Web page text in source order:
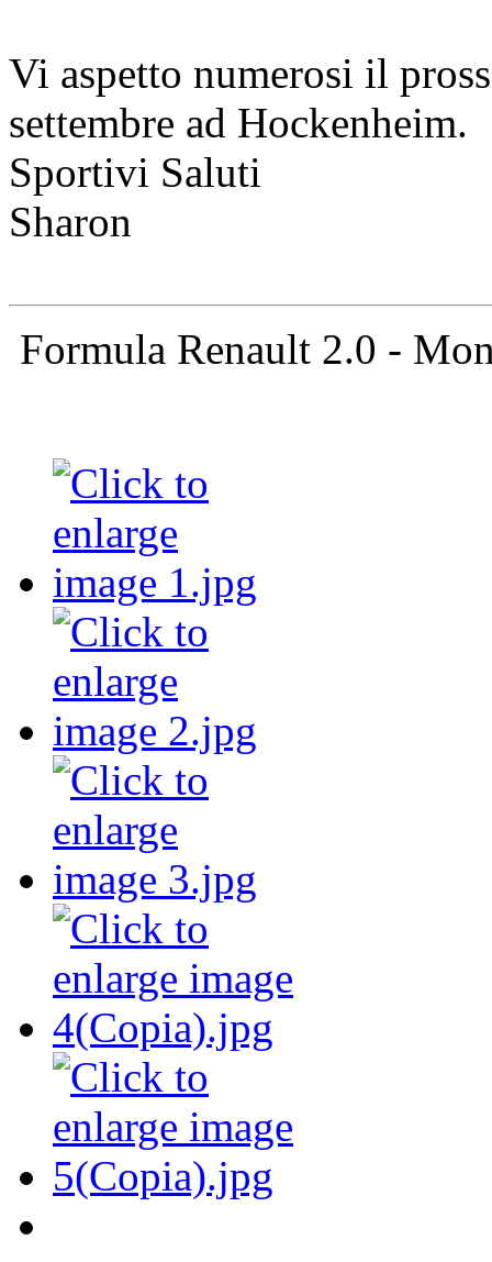
Vi aspetto numerosi il
settembre ad Hockenheim.
Sportivi Saluti
Sharon
Formula Renault 2.0 -